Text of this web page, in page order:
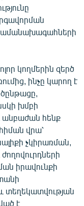
կողմերին զերծ
ինչը կարող է
խմբի
հենք
վրա՝
չկիրառման,
իրավունքի
տեղեկատվության
է